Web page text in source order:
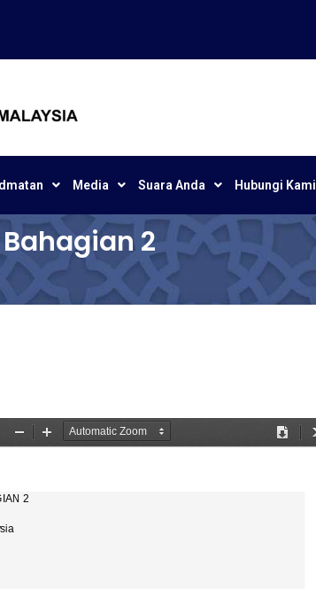
Media Suara Anda Hubungi Kami
2